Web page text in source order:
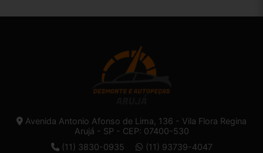
Avenida Antonio Afonso de Lima, 136 - Vila Flora Regina
Arujá - SP - CEP: 07400-530
(11) 3830-0935
(11) 93739-4047